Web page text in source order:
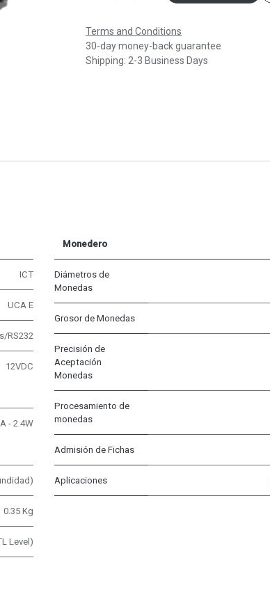
Terms and Conditions
30-day money-back guarantee
Shipping: 2-3 Business Days
ICT
UCA E
RS232
12VDC
- 2.4W
0.35 Kg
Level)
Monedero
Diámetros de
Monedas
Grosor de Monedas
Precisión de
Aceptación
Monedas
Procesamiento de
monedas
Admisión de Fichas
Aplicaciones